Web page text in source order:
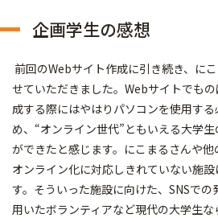
企画学生の感想
前回のWebサイト作成に引き続き、に
せていただきました。Webサイトでも
成する際にはやはりパソコンを使用す
め、“オンライン世代”ともいえる大学
ができたと感じます。にこまるさんや他
オンライン化に対応しきれていない施
す。そういった施設に向けた、SNSで
用いたボランティアなど現代の大学生